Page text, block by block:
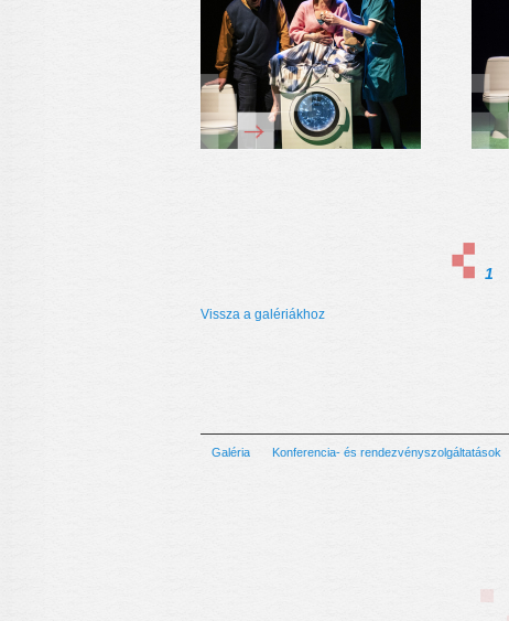
1
Vissza a galériákhoz
Galéria Konferencia- és rendezvényszolgáltatások